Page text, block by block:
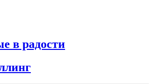
в радости